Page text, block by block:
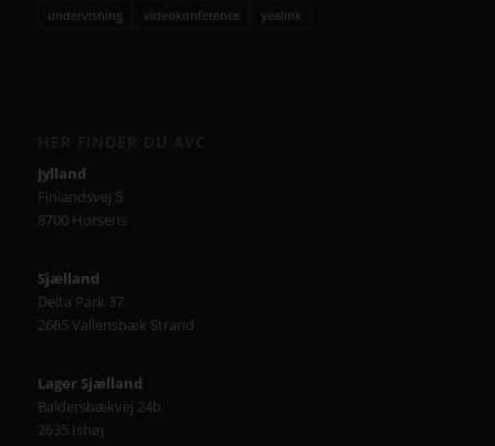
undervisning
videokonference yealink
Jylland
Finlandsvej 5
8700 Horsens
Sjælland
Delta Park 37
2665 Vallensbæk Strand
Lager Sjælland
Baldersbækvej 24b
2635 Ishøj